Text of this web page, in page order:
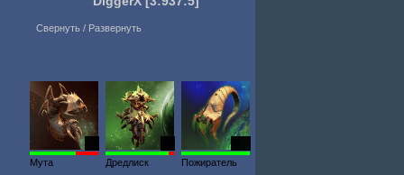
Свернуть / Развернуть
Мута
Дредлиск
Пожиратель